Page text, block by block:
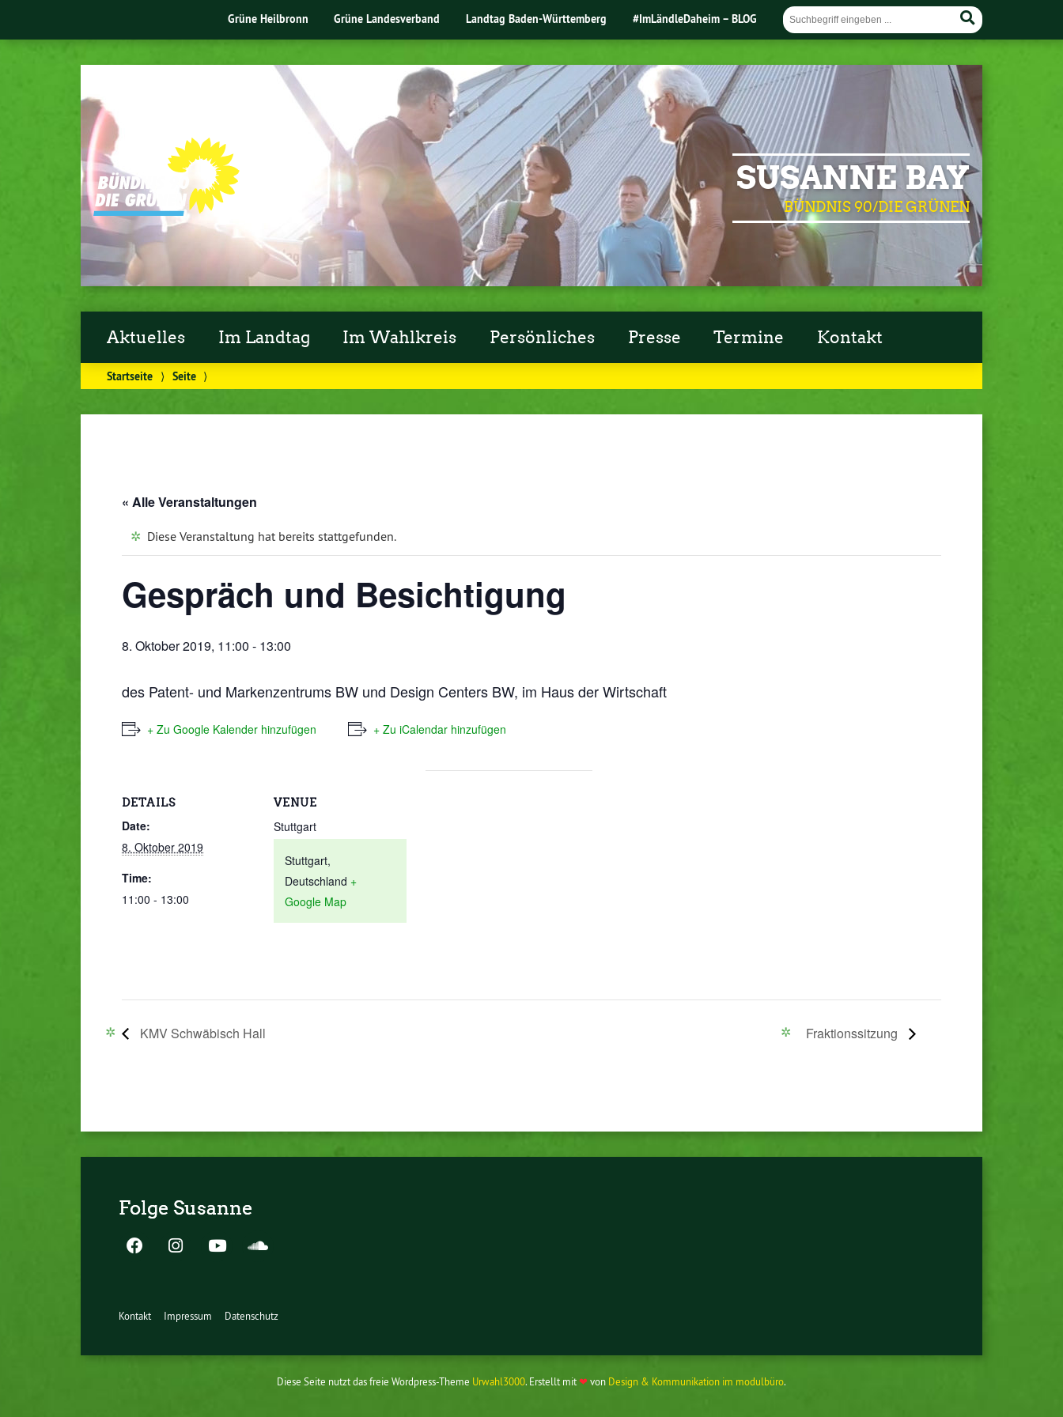
Grüne Heilbronn Grüne Landesverband Landtag Baden-Württemberg #ImLändleDaheim – BLOG
SUSANNE BAY
BÜNDNIS 90/DIE GRÜNEN
Aktuelles Im Landtag Im Wahlkreis Persönliches Presse Termine Kontakt
Startseite ⟩ Seite ⟩
« Alle Veranstaltungen
Diese Veranstaltung hat bereits stattgefunden.
Gespräch und Besichtigung
8. Oktober 2019, 11:00 - 13:00
des Patent- und Markenzentrums BW und Design Centers BW, im Haus der Wirtschaft
+ Zu Google Kalender hinzufügen + Zu iCalendar hinzufügen
DETAILS
Date:
8. Oktober 2019
Time:
11:00 - 13:00
VENUE
Stuttgart
Stuttgart,
Deutschland +
Google Map
KMV Schwäbisch Hall Fraktionssitzung
Folge Susanne
Kontakt Impressum Datenschutz
Diese Seite nutzt das freie Wordpress-Theme Urwahl3000. Erstellt mit❤ von Design & Kommunikation im modulbüro.